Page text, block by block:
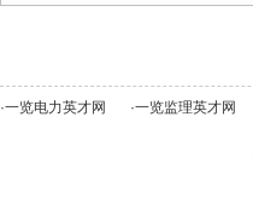
·一览电力英才网 ·一览监理英才网